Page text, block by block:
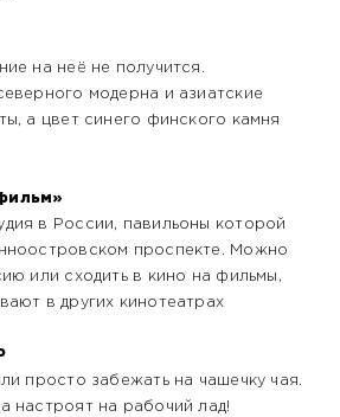
на неё не получится.
модерна и азиатские
а цвет синего финского камня
в России, павильоны которой
проспекте. Можно
или сходить в кино на фильмы,
в других кинотеатрах
просто забежать на чашечку чая.
настроят на рабочий лад!